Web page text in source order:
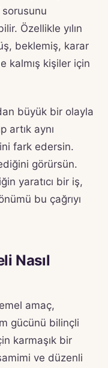
sorusunu
Özellikle yılın
beklemiş, karar
kalmış kişiler için
büyük bir olayla
artık aynı
fark edersin.
görürsün.
yaratıcı bir iş,
bu çağrıyı
Nasıl
amaç,
gücünü bilinçli
karmaşık bir
ve düzenli